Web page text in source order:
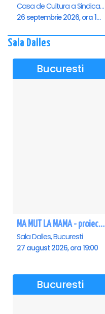
Casa de Cultura a Sindicatelor Lucian Grigorescu, Medgidia
26 septembrie 2026, ora 19:00
Sala Dalles
Bucuresti
MA MUT LA MAMA - proiectie film Dalles
Sala Dalles, Bucuresti
27 august 2026, ora 19:00
Bucuresti